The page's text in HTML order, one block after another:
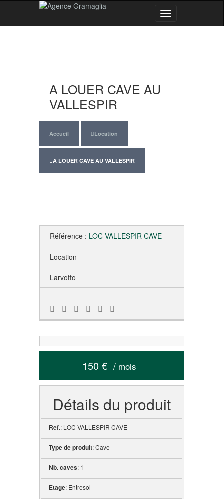
Menu
A LOUER CAVE AU
VALLESPIR
Accueil Location
A LOUER CAVE AU VALLESPIR
Référence : LOC VALLESPIR CAVE
Location
Larvotto
150 € / mois
Détails du produit
Ref.: LOC VALLESPIR CAVE
Type de produit: Cave
Nb. caves: 1
Etage: Entresol